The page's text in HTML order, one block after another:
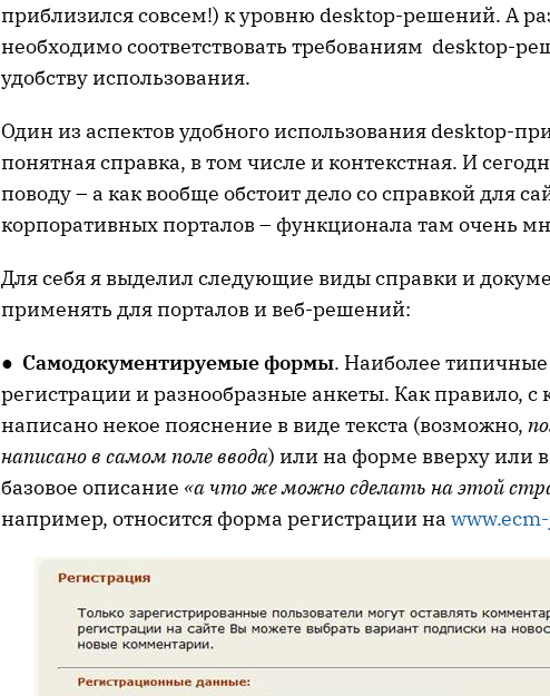
приблизился совсем!) к уровню desktop-решений. А
необходимо соответствовать требованиям desktop-
удобству использования.
Один из аспектов удобного использования desktop-
понятная справка, в том числе и контекстная. И
поводу – а как вообще обстоит дело со справкой для
корпоративных порталов – функционала там очень
Для себя я выделил следующие виды справки и
применять для порталов и веб-решений:
● Самодокументируемые формы. Наиболее
регистрации и разнообразные анкеты. Как правило,
написано некое пояснение в виде текста (возможно,
написано в самом поле ввода) или на форме вверху или
базовое описание «а что же можно сделать на этой
например, относится форма регистрации на